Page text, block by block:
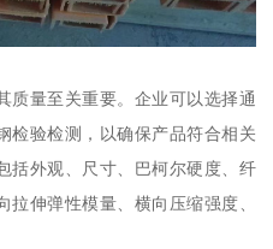
质量至关重要。企业可以选择通
检验检测，以确保产品符合相关
括外观、尺寸、巴柯尔硬度、纤
伸弹性模量、横向压缩强度、